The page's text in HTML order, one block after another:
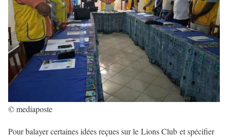
© mediaposte
Pour balayer certaines idées reçues sur le Lions Club et spécifier